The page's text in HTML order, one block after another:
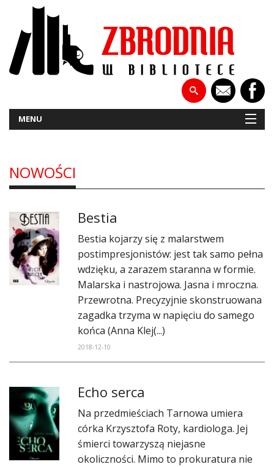
MENU
NOWOŚCI
WYWIADY
RECENZJE
DO CZYTANIA
NA EKRANIE
NOWOŚCI
Bestia
​Bestia kojarzy się z malarstwem
postimpresjonistów: jest tak samo pełna
wdzięku, a zarazem staranna w formie.
Malarska i nastrojowa. Jasna i mroczna.
Przewrotna. Precyzyjnie skonstruowana
zagadka trzyma w napięciu do samego
końca (Anna Klej(...)
2018-12-10
Echo serca
Na przedmieściach Tarnowa umiera
córka Krzysztofa Roty, kardiologa. Jej
śmierci towarzyszą niejasne
okoliczności. Mimo to prokuratura nie